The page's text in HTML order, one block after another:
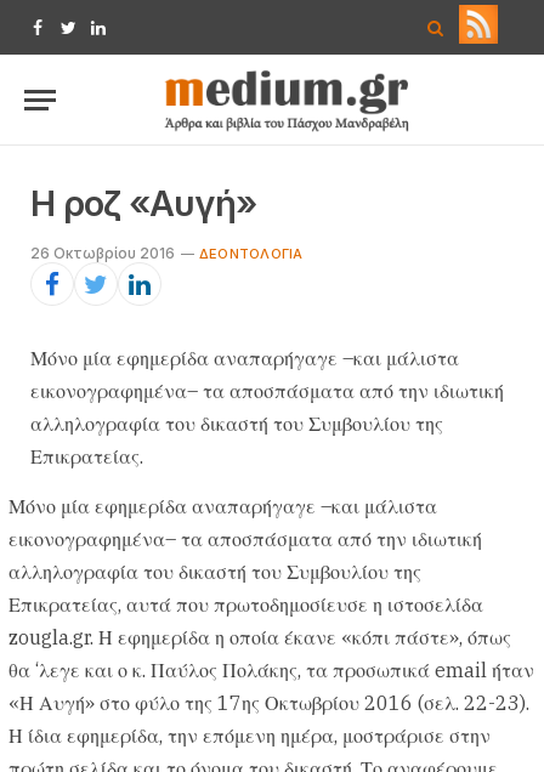
Facebook
TwitterLinkedIn
Η ροζ «Αυγή»
26 Οκτωβρίου 2016 ΔΕΟΝΤΟΛΟΓΊΑ
Μ​​όνο μία εφημερίδα αναπαρήγαγε –και μάλιστα
εικονογραφημένα– τα αποσπάσματα από την ιδιωτική
αλληλογραφία του δικαστή του Συμβουλίου της
Επικρατείας.
Μ​​όνο μία εφημερίδα αναπαρήγαγε –και μάλιστα
εικονογραφημένα– τα αποσπάσματα από την ιδιωτική
αλληλογραφία του δικαστή του Συμβουλίου της
Επικρατείας, αυτά που πρωτοδημοσίευσε η ιστοσελίδα
zougla.gr. Η εφημερίδα η οποία έκανε «κόπι πάστε», όπως
θα ‘λεγε και ο κ. Παύλος Πολάκης, τα προσωπικά email ήταν
«Η Αυγή» στο φύλο της 17ης Οκτωβρίου 2016 (σελ. 22-23).
Η ίδια εφημερίδα, την επόμενη ημέρα, μοστράρισε στην